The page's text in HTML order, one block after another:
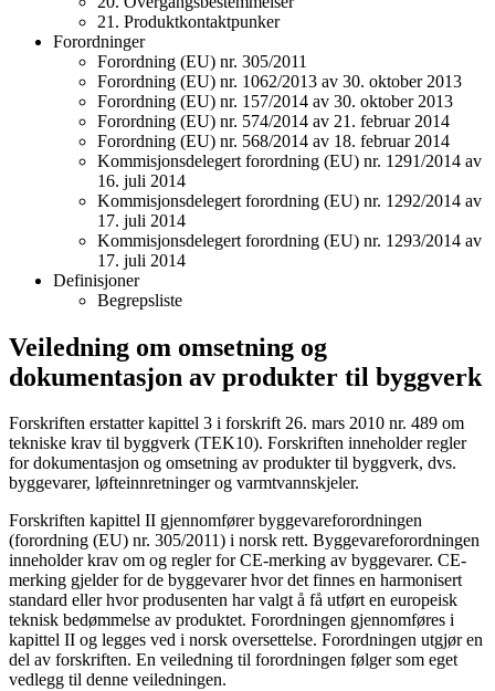
21. Produktkontaktpunker
Forordninger
Forordning (EU) nr. 305/2011
Forordning (EU) nr. 1062/2013 av 30. oktober 2013
Forordning (EU) nr. 157/2014 av 30. oktober 2013
Forordning (EU) nr. 574/2014 av 21. februar 2014
Forordning (EU) nr. 568/2014 av 18. februar 2014
Kommisjonsdelegert forordning (EU) nr. 1291/2014 av
16. juli 2014
Kommisjonsdelegert forordning (EU) nr. 1292/2014 av
17. juli 2014
Kommisjonsdelegert forordning (EU) nr. 1293/2014 av
17. juli 2014
Definisjoner
Begrepsliste
Veiledning om omsetning og
dokumentasjon av produkter til byggverk
Forskriften erstatter kapittel 3 i forskrift 26. mars 2010 nr. 489 om
tekniske krav til byggverk (TEK10). Forskriften inneholder regler
for dokumentasjon og omsetning av produkter til byggverk, dvs.
byggevarer, løfteinnretninger og varmtvannskjeler.
Forskriften kapittel II gjennomfører byggevareforordningen
(forordning (EU) nr. 305/2011) i norsk rett. Byggevareforordningen
inneholder krav om og regler for CE-merking av byggevarer. CE-
merking gjelder for de byggevarer hvor det finnes en harmonisert
standard eller hvor produsenten har valgt å få utført en europeisk
teknisk bedømmelse av produktet. Forordningen gjennomføres i
kapittel II og legges ved i norsk oversettelse. Forordningen utgjør en
del av forskriften. En veiledning til forordningen følger som eget
vedlegg til denne veiledningen.